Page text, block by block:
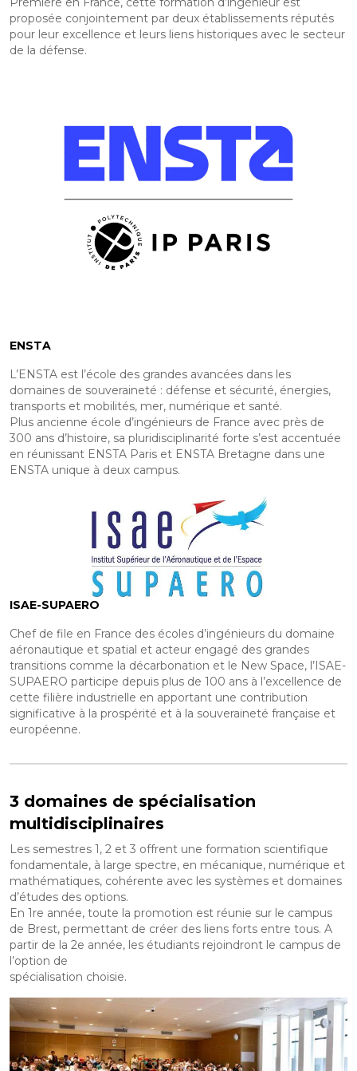
proposée conjointement par deux établissements réputés
pour leur excellence et leurs liens historiques avec le secteur
de la défense.
ENSTA
L’ENSTA est l’école des grandes avancées dans les
domaines de souveraineté : défense et sécurité, énergies,
transports et mobilités, mer, numérique et santé.
Plus ancienne école d’ingénieurs de France avec près de
300 ans d’histoire, sa pluridisciplinarité forte s’est accentuée
en réunissant ENSTA Paris et ENSTA Bretagne dans une
ENSTA unique à deux campus.
ISAE-SUPAERO
Chef de file en France des écoles d’ingénieurs du domaine
aéronautique et spatial et acteur engagé des grandes
transitions comme la décarbonation et le New Space, l’ISAE-
SUPAERO participe depuis plus de 100 ans à l’excellence de
cette filière industrielle en apportant une contribution
significative à la prospérité et à la souveraineté française et
européenne.
3 domaines de spécialisation
multidisciplinaires
Les semestres 1, 2 et 3 offrent une formation scientifique
fondamentale, à large spectre, en mécanique, numérique et
mathématiques, cohérente avec les systèmes et domaines
d’études des options.
En 1re année, toute la promotion est réunie sur le campus
de Brest, permettant de créer des liens forts entre tous. A
partir de la 2e année, les étudiants rejoindront le campus de
l’option de
spécialisation choisie.